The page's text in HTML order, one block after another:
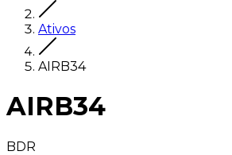
Ativos
AIRB34
AIRB34
BDR